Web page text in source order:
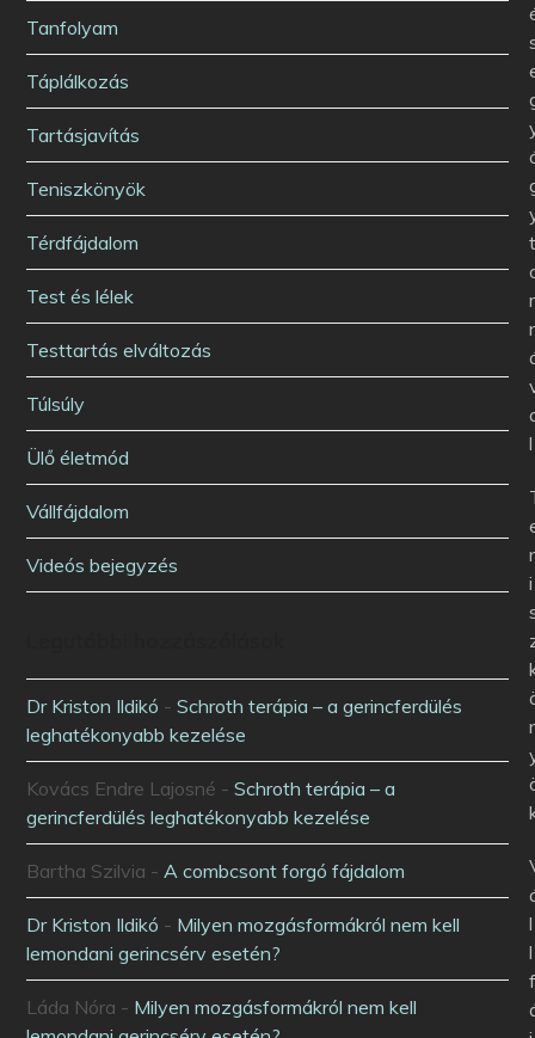
Tanfolyam
Táplálkozás
Tartásjavítás
Teniszkönyök
Térdfájdalom
Test és lélek
Testtartás elváltozás
Túlsúly
Ülő életmód
Vállfájdalom
Videós bejegyzés
Dr Kriston Ildikó -Schroth terápia – a gerincferdülés
leghatékonyabb kezelése
Kovács Endre Lajosné -Schroth terápia – a
gerincferdülés leghatékonyabb kezelése
Bartha Szilvia -A combcsont forgó fájdalom
Dr Kriston Ildikó - Milyen mozgásformákról nem kell
lemondani gerincsérv esetén?
Láda Nóra - Milyen mozgásformákról nem kell
r
l
i
l
l